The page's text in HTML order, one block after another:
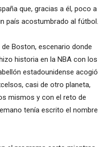
que, gracias a él, poco a
país acostumbrado al fútbol.
Boston, escenario donde
historia en la NBA con los
estadounidense acogió
casi de otro planeta,
mismos y con el reto de
tenía escrito el nombre